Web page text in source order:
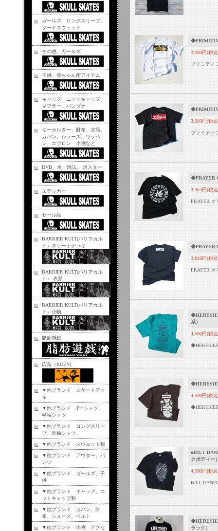
ガールズ ロングスリーブ、
フードスウェット
その他 ガールズ
子供、赤ちゃん用アイテム
キャップ、ニットキャップ、
マフラー、バンダナ
キーホルダー、財布、水筒、
カバン、シューズ、ワッペ
ン、エプロン 小物など
DVD、本、雑誌,、ポスター
ステッカー
セール品
BARRIER KULT(バリアカル
ト）スケートデッキ
BARRIER KULT(バリアカル
ト） 衣類
BARRIER KULT(バリアカル
ト）小物
脂肪遊戯
広苑（KOEN)
▼他ブランド スケートデッ
キ
▼他ブランド Tーシャツ、
半袖シャツ
▼他ブランド ロングスリー
ブ、長袖シャツ、
▼他ブランド スウェット類
▼他ブランド アウター、パ
ンツ
▼他ブランド ガールズ、子
供
▼他ブランド キャップ、ニ
ットキャップ類
▼他ブランド カバン、財
布、シューズ、ベルト
▼他ブランド 小物、アクセ
3,000円(税
プリミティ
3,000円(税
プリミティ
◆PRAYER
3,454円(税
PRAYER オ
◆PRAYER
3,818円(税
PRAYER オ
系）
4,500円(税
4,500円(税
■BILL
クボディー
4,500円(税
BILL
ラック）